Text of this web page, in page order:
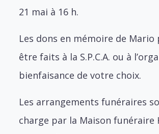
21 mai à 16 h.
Les dons en mémoire de Mario
être faits à la S.P.C.A. ou à
bienfaisance de votre choix.
Les arrangements funéraires
charge par la Maison funéraire